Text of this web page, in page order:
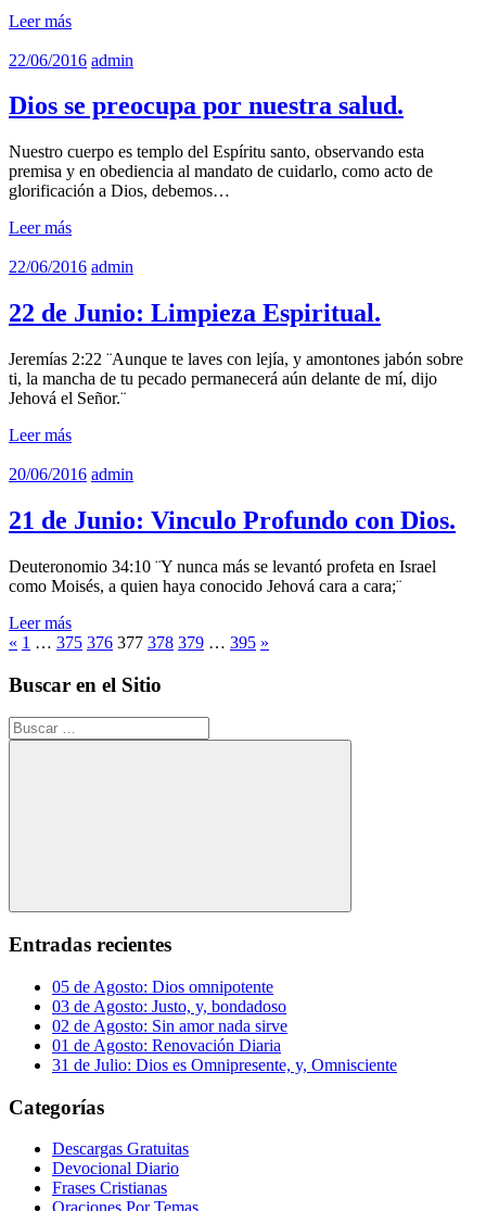
Leer más
22/06/2016 admin
Dios se preocupa por nuestra salud.
Nuestro cuerpo es templo del Espíritu santo, observando esta
premisa y en obediencia al mandato de cuidarlo, como acto de
glorificación a Dios, debemos…
Leer más
22/06/2016 admin
22 de Junio: Limpieza Espiritual.
Jeremías 2:22 ¨Aunque te laves con lejía, y amontones jabón sobre
ti, la mancha de tu pecado permanecerá aún delante de mí, dijo
Jehová el Señor.¨
Leer más
20/06/2016 admin
21 de Junio: Vinculo Profundo con Dios.
Deuteronomio 34:10 ¨Y nunca más se levantó profeta en Israel
como Moisés, a quien haya conocido Jehová cara a cara;¨
Leer más
Posts
pagination
« Entradas
1 … 375 376 377 378 379 … 395 Siguientes
»
Buscar en el Sitio
Buscar:
Buscar
Entradas recientes
05 de Agosto: Dios omnipotente
03 de Agosto: Justo, y, bondadoso
02 de Agosto: Sin amor nada sirve
01 de Agosto: Renovación Diaria
31 de Julio: Dios es Omnipresente, y, Omnisciente
Categorías
Descargas Gratuitas
Devocional Diario
Frases Cristianas